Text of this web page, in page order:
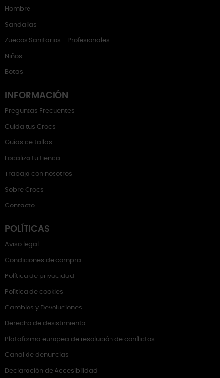
Hombre
Sandalias
Zuecos Sanitarios - Profesionales
Niños
Botas
INFORMACIÓN
Preguntas Frecuentes
Cuida tus Crocs
Guías de tallas
Localiza tu tienda
Trabaja con nosotros
Sobre Crocs
Contacto
POLÍTICAS
Aviso legal
Condiciones de compra
Política de privacidad
Política de cookies
Cambios y Devoluciones
Derecho de desistimiento
Plataforma europea de resolución de conflictos
Canal de denuncias
Declaración de Accesibilidad